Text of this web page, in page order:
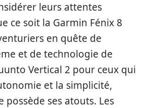
leurs attentes
ce soit la Garmin Fénix 8
en quête de
et de technologie de
Vertical 2 pour ceux qui
et la simplicité,
possède ses atouts. Les